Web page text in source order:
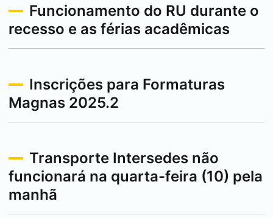
Funcionamento do RU durante o
recesso e as férias acadêmicas
Inscrições para Formaturas
Magnas 2025.2
Transporte Intersedes não
funcionará na quarta-feira (10) pela
manhã